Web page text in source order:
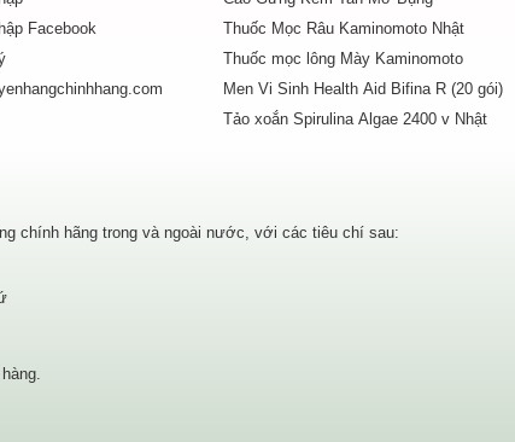
Facebook
Thuốc Mọc Râu Kaminomoto Nhật
Thuốc mọc lông Mày Kaminomoto
Men Vi Sinh Health Aid Bifina R (20 gói)
Tảo xoắn Spirulina Algae 2400 v Nhật
chính hãng trong và ngoài nước, với các tiêu chí sau: